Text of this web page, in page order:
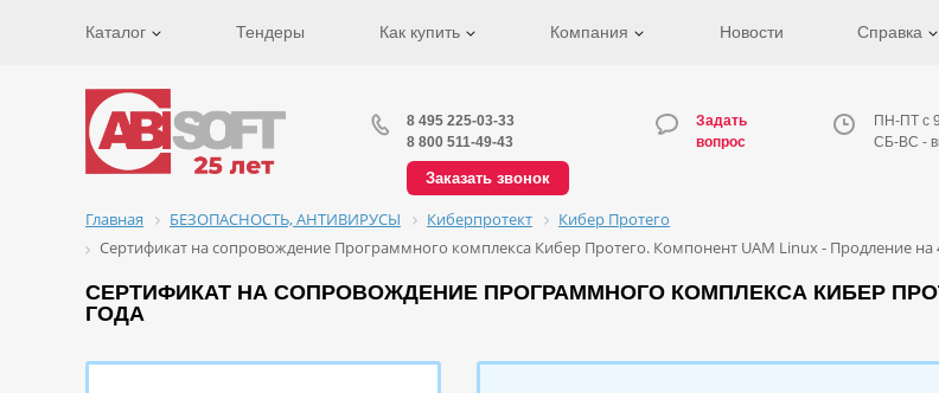
Каталог Тендеры Как купить Компания Новости Справка
8 495 225-03-33
8 800 511-49-43
Заказать звонок
Задать
вопрос
ПН-ПТ с
СБ-ВС -
Главная БЕЗОПАСНОСТЬ, АНТИВИРУСЫ Киберпротект
Кибер Протего
Сертификат на сопровождение Программного комплекса Кибер Протего. Компонент UAM Linux - Продление на
СЕРТИФИКАТ НА СОПРОВОЖДЕНИЕ ПРОГРАММНОГО КОМПЛЕКСА КИБЕР
ГОДА